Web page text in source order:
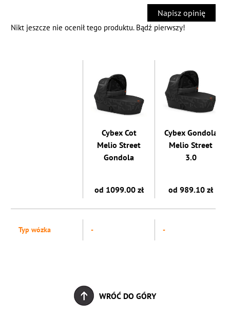
Napisz opinię
Nikt jeszcze nie ocenił tego produktu. Bądź pierwszy!
Cybex Cot
Melio Street
Gondola
Cybex Gondola
Melio Street
3.0
od 1099.00 zł od 989.10 zł
Typ wózka - -
WRÓĆ DO GÓRY